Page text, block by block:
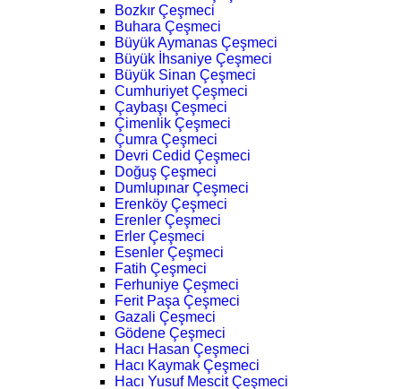
Bozkır Çeşmeci
Buhara Çeşmeci
Büyük Aymanas Çeşmeci
Büyük İhsaniye Çeşmeci
Büyük Sinan Çeşmeci
Cumhuriyet Çeşmeci
Çaybaşı Çeşmeci
Çimenlik Çeşmeci
Çumra Çeşmeci
Devri Cedid Çeşmeci
Doğuş Çeşmeci
Dumlupınar Çeşmeci
Erenköy Çeşmeci
Erenler Çeşmeci
Erler Çeşmeci
Esenler Çeşmeci
Fatih Çeşmeci
Ferhuniye Çeşmeci
Ferit Paşa Çeşmeci
Gazali Çeşmeci
Gödene Çeşmeci
Hacı Hasan Çeşmeci
Hacı Kaymak Çeşmeci
Hacı Yusuf Mescit Çeşmeci